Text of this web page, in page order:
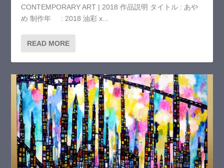
CONTEMPORARY ART | 2018 作品説明 タイトル : あや
め 制作年 : 2018 油彩 x...
READ MORE